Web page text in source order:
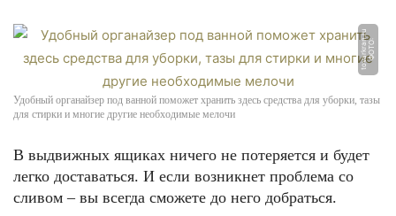
Ф
О
Т
О:
t
o
v
a
r
k
r
a
n.
r
u
Удобный органайзер под ванной поможет хранить здесь средства для уборки, тазы
для стирки и многие другие необходимые мелочи
В выдвижных ящиках ничего не потеряется и будет
легко доставаться. И если возникнет проблема со
сливом – вы всегда сможете до него добраться.